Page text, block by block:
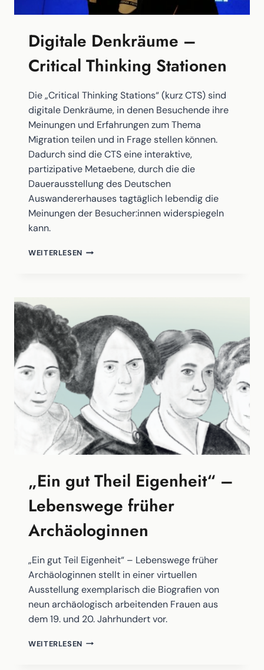
Digitale Denkräume –
Critical Thinking Stationen
Die „Critical Thinking Stations“ (kurz CTS) sind
digitale Denkräume, in denen Besuchende ihre
Meinungen und Erfahrungen zum Thema
Migration teilen und in Frage stellen können.
Dadurch sind die CTS eine interaktive,
partizipative Metaebene, durch die die
Dauerausstellung des Deutschen
Auswandererhauses tagtäglich lebendig die
Meinungen der Besucher:innen widerspiegeln
kann.
WEITERLESEN DIGITALE
„Ein gut Theil Eigenheit“ –
Lebenswege früher
Archäologinnen
„Ein gut Teil Eigenheit“ – Lebenswege früher
Archäologinnen stellt in einer virtuellen
Ausstellung exemplarisch die Biografien von
neun archäologisch arbeitenden Frauen aus
dem 19. und 20. Jahrhundert vor.
WEITERLESEN „EIN